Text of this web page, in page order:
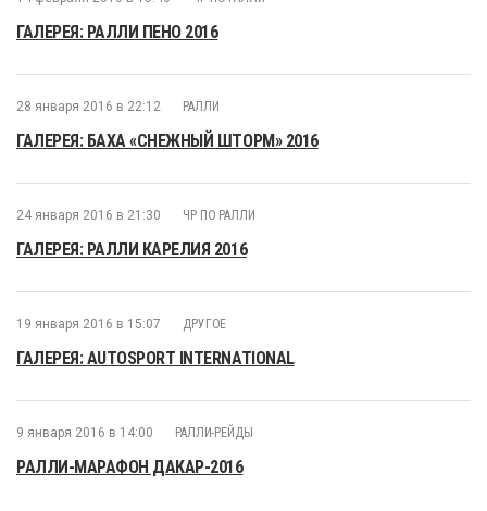
ГАЛЕРЕЯ: РАЛЛИ ПЕНО 2016
28 января 2016 в 22:12 РАЛЛИ
ГАЛЕРЕЯ: БАХА «СНЕЖНЫЙ ШТОРМ» 2016
24 января 2016 в 21:30 ЧР ПО РАЛЛИ
ГАЛЕРЕЯ: РАЛЛИ КАРЕЛИЯ 2016
19 января 2016 в 15:07 ДРУГОЕ
ГАЛЕРЕЯ: AUTOSPORT INTERNATIONAL
9 января 2016 в 14:00 РАЛЛИ-РЕЙДЫ
РАЛЛИ-МАРАФОН ДАКАР-2016